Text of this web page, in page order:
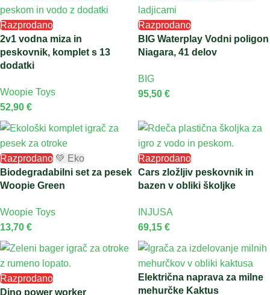
Razprodano
2v1 vodna miza in
peskovnik, komplet s 13
dodatki
Woopie Toys
52,90 €
Razprodano
BIG Waterplay Vodni poligon
Niagara, 41 delov
BIG
95,50 €
Razprodano 💚 Eko
Biodegradabilni set za pesek
Woopie Green
Woopie Toys
13,70 €
Razprodano
Cars zložljiv peskovnik in
bazen v obliki školjke
INJUSA
69,15 €
Razprodano
Dino power worker
Električna naprava za milne
mehurčke Kaktus